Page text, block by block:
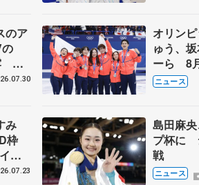
のア
ハ
ンバ
オリン
ゅう、
ーら 8
ブルー
らコーチ
ニュース
み
枠
ス
#74
島田麻
プ杯に
戦
ニュース